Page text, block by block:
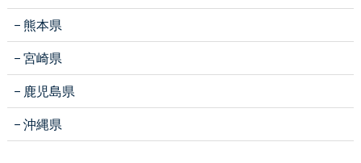
熊本県
宮崎県
鹿児島県
沖縄県